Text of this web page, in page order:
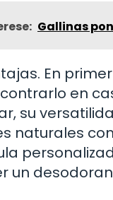
Gallinas
En
en
su
naturales
un